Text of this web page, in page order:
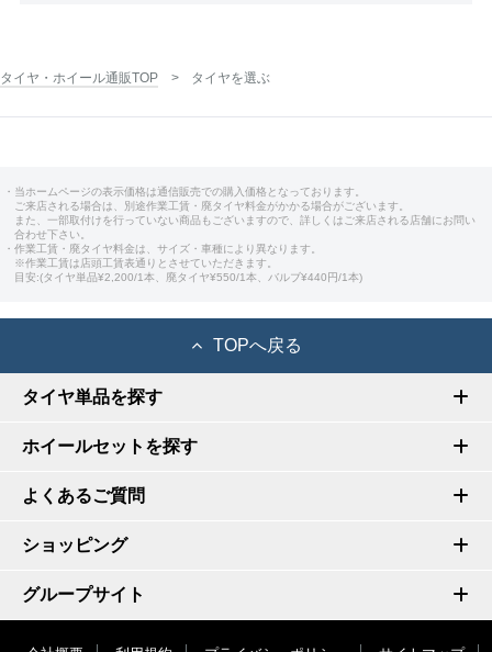
タイヤ・ホイール通販TOP タイヤを選ぶ
・当ホームページの表示価格は通信販売での購入価格となっております。
ご来店される場合は、別途作業工賃・廃タイヤ料金がかかる場合がございます。
また、一部取付けを行っていない商品もございますので、詳しくはご来店される店舗にお問い
合わせ下さい。
・作業工賃・廃タイヤ料金は、サイズ・車種により異なります。
※作業工賃は店頭工賃表通りとさせていただきます。
目安:(タイヤ単品¥2,200/1本、廃タイヤ¥550/1本、バルブ¥440円/1本)
TOPへ戻る
タイヤ単品を探す
ホイールセットを探す
よくあるご質問
ショッピング
グループサイト